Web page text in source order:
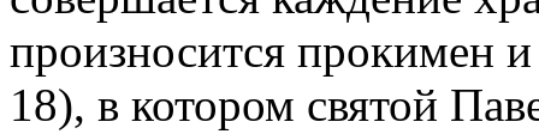
произносится прокимен
18), в котором святой